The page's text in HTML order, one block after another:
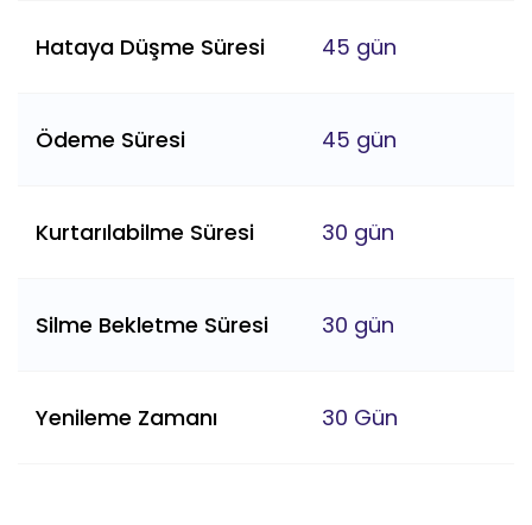
Hataya Düşme Süresi 45 gün
Ödeme Süresi 45 gün
Kurtarılabilme Süresi 30 gün
Silme Bekletme Süresi 30 gün
Yenileme Zamanı 30 Gün